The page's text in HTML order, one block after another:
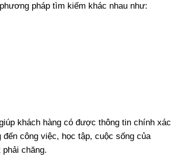
pháp tìm kiếm khác nhau như:
khách hàng có được thông tin chính xác
công việc, học tập, cuộc sống của
chăng.